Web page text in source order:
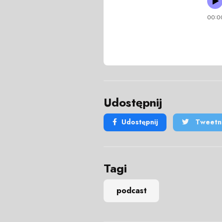
Udostępnij
Udostępnij
Tagi
podcast